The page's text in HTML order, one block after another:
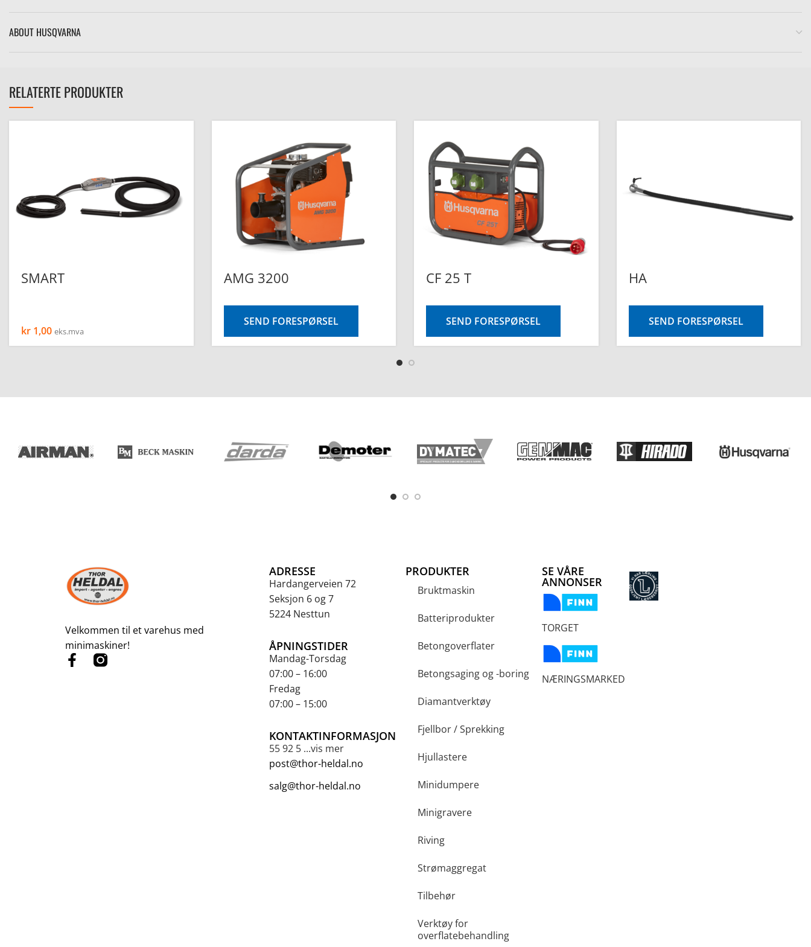
ABOUT HUSQVARNA
RELATERTE PRODUKTER
SMART
kr 1,00 eks.mva
AMG 3200
SEND FORESPØRSEL
CF 25 T
SEND FORESPØRSEL
HA
SEND FORESPØRSEL
Velkommen til et varehus med
minimaskiner!
ADRESSE
Hardangerveien 72
Seksjon 6 og 7
5224 Nesttun
ÅPNINGSTIDER
Mandag-Torsdag
07:00 – 16:00
Fredag
07:00 – 15:00
KONTAKTINFORMASJON
55 92 5 ...vis mer
post@thor-heldal.no
salg@thor-heldal.no
PRODUKTER
Bruktmaskin
Batteriprodukter
Betongoverflater
Betongsaging og -boring
Diamantverktøy
Fjellbor / Sprekking
Hjullastere
Minidumpere
Minigravere
Riving
Strømaggregat
Tilbehør
Verktøy for
overflatebehandling
SE VÅRE
ANNONSER
TORGET
NÆRINGSMARKED